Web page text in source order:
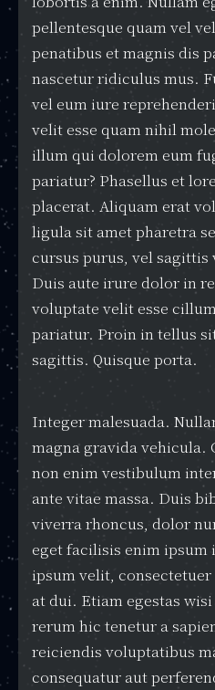
pellentesque quam vel
penatibus et magnis dis
nascetur ridiculus mus.
vel eum iure
velit esse quam nihil
illum qui dolorem eum
pariatur? Phasellus et
placerat. Aliquam erat
ligula sit amet pharetra
cursus purus, vel
Duis aute irure dolor in
voluptate velit esse
pariatur. Proin in tellus
sagittis. Quisque porta.
Integer malesuada.
magna gravida vehicula.
non enim vestibulum
ante vitae massa. Duis
viverra rhoncus, dolor
eget facilisis enim ipsum
ipsum velit,
at dui. Etiam egestas
rerum hic tenetur a
reiciendis voluptatibus
consequatur aut